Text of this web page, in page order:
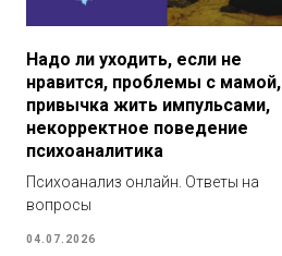
Надо ли уходить, если не
нравится, проблемы с мамой,
привычка жить импульсами,
некорректное поведение
психоаналитика
Психоанализ онлайн. Ответы на
вопросы
04.07.2026